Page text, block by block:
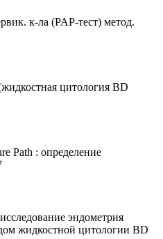
к-ла (PAP-тест) метод.
цитология BD
Path : определение
эндометрия
жидкостной цитологии BD